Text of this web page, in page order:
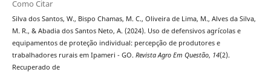
Como Citar
Silva dos Santos, W., Bispo Chamas, M. C., Oliveira de Lima, M., Alves da Silva,
M. R., & Abadia dos Santos Neto, A. (2024). Uso de defensivos agrícolas e
equipamentos de proteção individual: percepção de produtores e
trabalhadores rurais em Ipameri - GO. Revista Agro Em Questão, 14(2).
Recuperado de